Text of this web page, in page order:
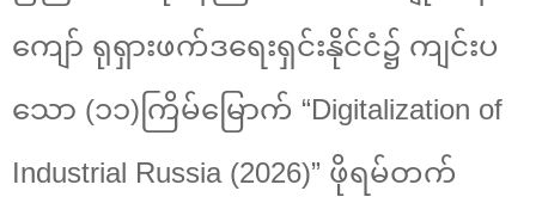
ကျော် ရုရှားဖက်ဒရေးရှင်းနိုင်ငံ၌ ကျင်းပ
သော (၁၁)ကြိမ်မြောက် “Digitalization of
Industrial Russia (2026)” ဖိုရမ်တက်